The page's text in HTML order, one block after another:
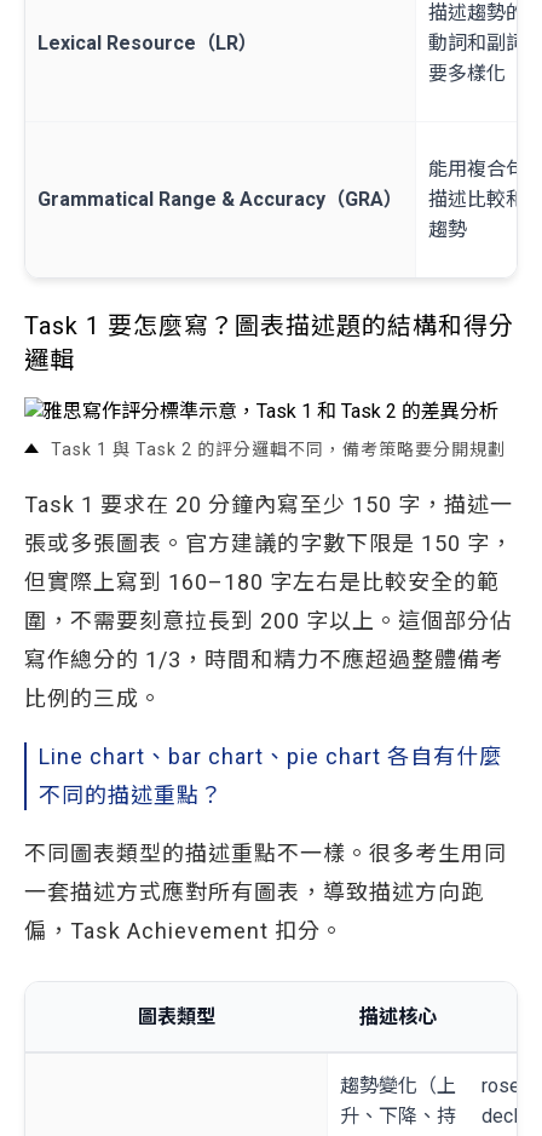
Lexical Resource（LR）
描述趨勢的
動詞和副詞
要多樣化
Grammatical Range & Accuracy（GRA）
能用複合句
描述比較和
趨勢
Task 1 要怎麼寫？圖表描述題的結構和得分
邏輯
Task 1 與 Task 2 的評分邏輯不同，備考策略要分開規劃
Task 1 要求在 20 分鐘內寫至少 150 字，描述一
張或多張圖表。官方建議的字數下限是 150 字，
但實際上寫到 160–180 字左右是比較安全的範
圍，不需要刻意拉長到 200 字以上。這個部分佔
寫作總分的 1/3，時間和精力不應超過整體備考
比例的三成。
Line chart、bar chart、pie chart 各自有什麼
不同的描述重點？
不同圖表類型的描述重點不一樣。很多考生用同
一套描述方式應對所有圖表，導致描述方向跑
偏，Task Achievement 扣分。
圖表類型 描述核心
趨勢變化（上
升、下降、持
rose